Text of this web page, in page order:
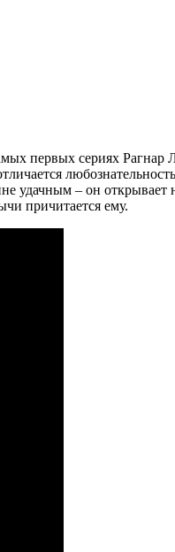
первых сериях Рагнар
удачным – он
причитается ему.